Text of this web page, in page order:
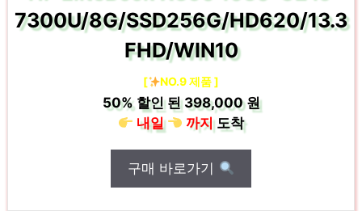
7300U/8G/SSD256G/HD620/13.3
FHD/WIN10
[ NO.9 제품 ]
50%할인 된398,000 원
내일
까지도착
구매 바로가기